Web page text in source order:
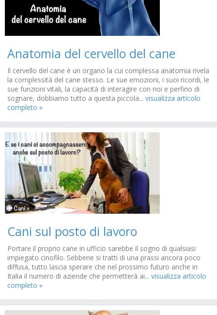
Anatomia del cervello del cane
Il cervello del cane è un organo la cui complessa anatomia rivela
la complessità del cane stesso. Le sue emozioni, i suoi ricordi, le
sue funzioni vitali, la capacità di interagire con noi e perfino di
sognare, dobbiamo tutto a questa piccola... visualizza articolo
completo »
Cani sul posto di lavoro
Portare il proprio cane in ufficio sarebbe il sogno di qualsiasi
impiegato cinofilo. Sebbene si tratti di una prassi ancora poco
diffusa, tutto lascia sperare che nel prossimo futuro anche in
Italia il numero di aziende che permetterà ai... visualizza articolo
completo »